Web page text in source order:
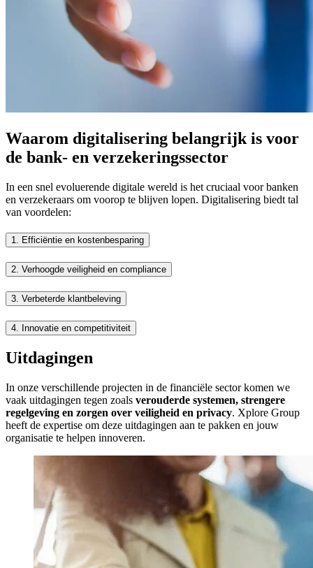
Waarom digitalisering belangrijk is voor
de bank- en verzekeringssector ​
In een snel evoluerende digitale wereld is het cruciaal voor banken
en verzekeraars om voorop te blijven lopen. Digitalisering biedt tal
van voordelen:
1. Efficiëntie en kostenbesparing
2. Verhoogde veiligheid en compliance
3. Verbeterde klantbeleving
4. Innovatie en competitiviteit
Uitdagingen
In onze verschillende projecten in de financiële sector komen we
vaak uitdagingen tegen zoals verouderde systemen, strengere
regelgeving en zorgen over veiligheid en privacy. Xplore Group
heeft de expertise om deze uitdagingen aan te pakken en jouw
organisatie te helpen innoveren.